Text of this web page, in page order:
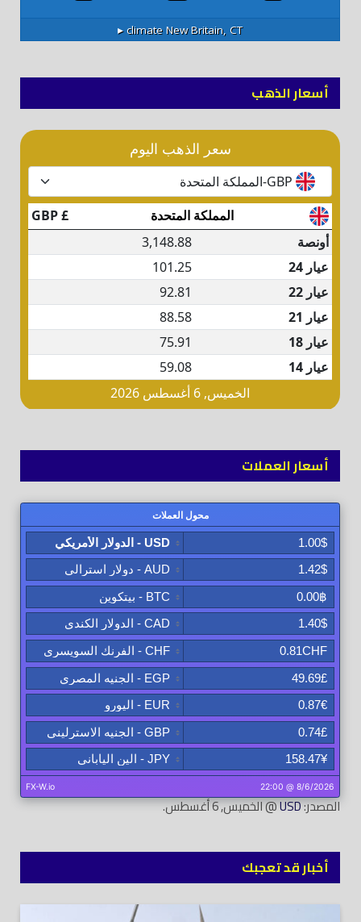
New Britain, CT
أسعار الذهب
أسعار العملات
المصدر:USD@ الخميس, 6 أغسطس.
أخبار قد تعجبك